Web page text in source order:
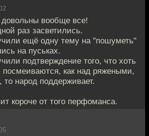
довольны вообще все!
раз засветились.
ещё одну тему на "пошуметь"
на пуськах.
подтверждение того, что хоть
посмеиваются, как над ряжеными,
то народ поддерживает.
короче от того перфоманса.